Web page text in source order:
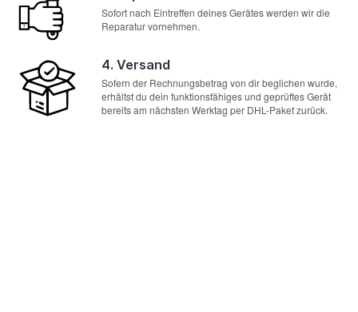
Sofort nach Eintreffen deines Gerätes werden wir die
Reparatur vornehmen.
4. Versand
Sofern der Rechnungsbetrag von dir beglichen wurde,
erhältst du dein funktionsfähiges und geprüftes Gerät
bereits am nächsten Werktag per DHL-Paket zurück.